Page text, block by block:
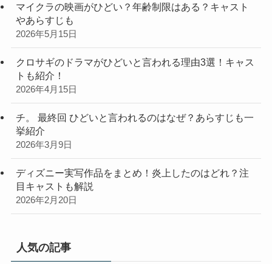
マイクラの映画がひどい？年齢制限はある？キャスト
やあらすじも
2026年5月15日
クロサギのドラマがひどいと言われる理由3選！キャス
トも紹介！
2026年4月15日
チ。 最終回 ひどいと言われるのはなぜ？あらすじも一
挙紹介
2026年3月9日
ディズニー実写作品をまとめ！炎上したのはどれ？注
目キャストも解説
2026年2月20日
人気の記事